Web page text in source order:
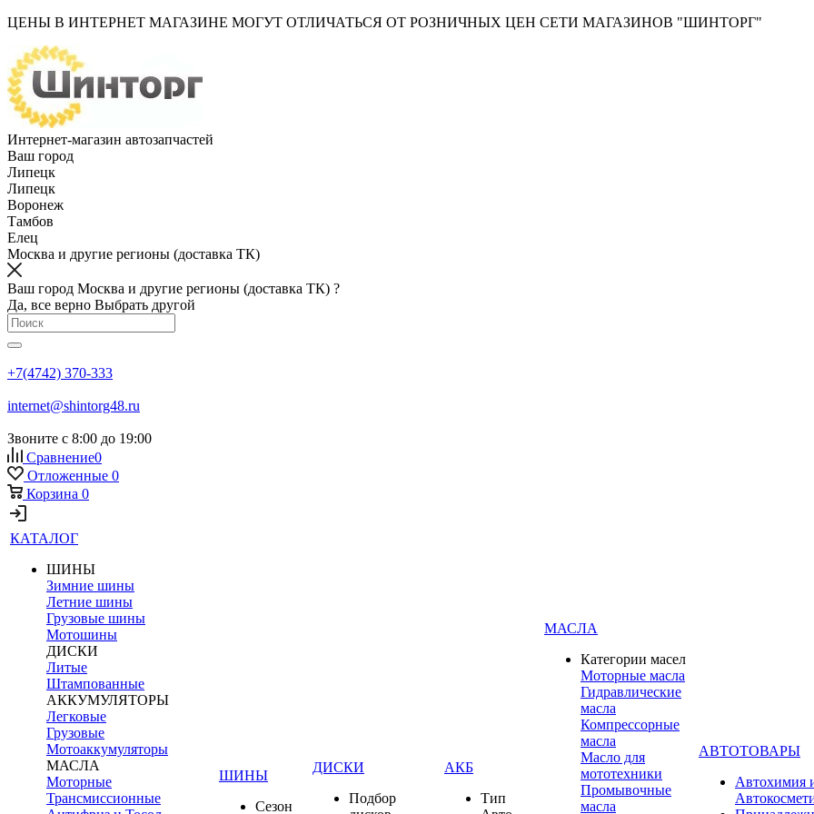
ЦЕНЫ В ИНТЕРНЕТ МАГАЗИНЕ МОГУТ ОТЛИЧАТЬСЯ ОТ РОЗНИЧНЫХ ЦЕН СЕТИ МАГАЗИНОВ "ШИНТОРГ"
Интернет-магазин автозапчастей
Ваш город
Липецк
Липецк
Воронеж
Тамбов
Елец
Москва и другие регионы (доставка ТК)
Ваш город Москва и другие регионы (доставка ТК) ?
Да, все верно Выбрать другой
+7(4742) 370-333
internet@shintorg48.ru
Звоните с 8:00 до 19:00
Сравнение0
Отложенные 0
Корзина 0
КАТАЛОГ
ШИНЫ
Зимние шины
Летние шины
Грузовые шины
Мотошины
ДИСКИ
Литые
Штампованные
АККУМУЛЯТОРЫ
Легковые
Грузовые
Мотоаккумуляторы
МАСЛА
Моторные
Трансмиссионные
ШИНЫ
Сезон
ДИСКИ
Подбор
АКБ
Тип
МАСЛА
Категории масел
Моторные масла
Гидравлические
масла
Компрессорные
масла
Масло для
мототехники
Промывочные
масла
АВТОТОВАРЫ
Автохимия